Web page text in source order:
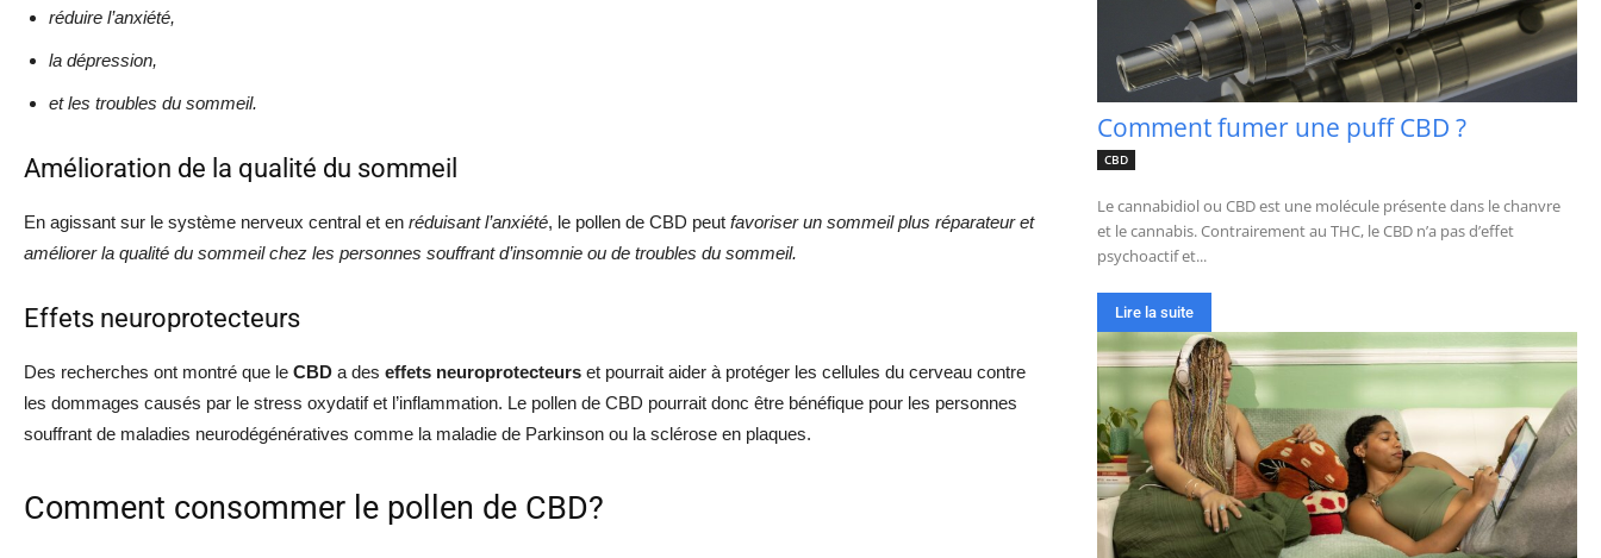
réduire l’anxiété,
la dépression,
et les troubles du sommeil.
Amélioration de la qualité du sommeil
En agissant sur le système nerveux central et en réduisant l’anxiété, le pollen de CBD peut favoriser un sommeil plus réparateur et
améliorer la qualité du sommeil chez les personnes souffrant d’insomnie ou de troubles du sommeil.
Effets neuroprotecteurs
Des recherches ont montré que le CBD a des effets neuroprotecteurs et pourrait aider à protéger les cellules du cerveau contre
les dommages causés par le stress oxydatif et l’inflammation. Le pollen de CBD pourrait donc être bénéfique pour les personnes
souffrant de maladies neurodégénératives comme la maladie de Parkinson ou la sclérose en plaques.
Comment consommer le pollen de CBD?
Comment fumer une puff CBD ?
CBD
Le cannabidiol ou CBD est une molécule présente dans le chanvre
et le cannabis. Contrairement au THC, le CBD n’a pas d’effet
psychoactif et...
Lire la suite